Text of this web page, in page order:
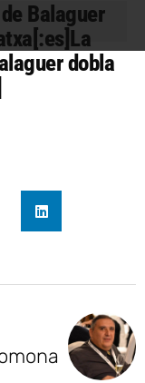
Balaguer
dobla